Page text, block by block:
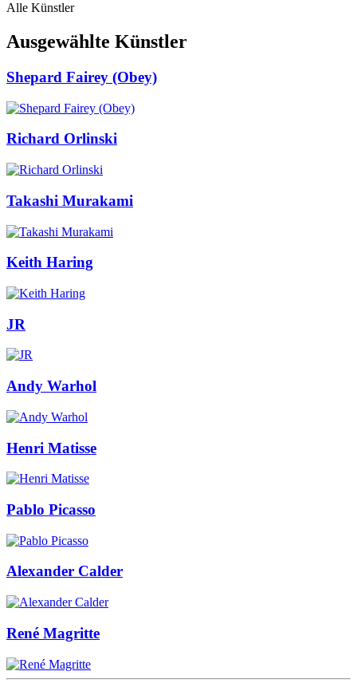
Alle Künstler
Ausgewählte Künstler
Shepard Fairey (Obey)
Richard Orlinski
Takashi Murakami
Keith Haring
JR
Andy Warhol
Henri Matisse
Pablo Picasso
Alexander Calder
René Magritte